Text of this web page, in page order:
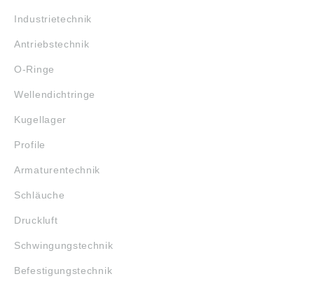
Industrietechnik
Antriebstechnik
O-Ringe
Wellendichtringe
Kugellager
Profile
Armaturentechnik
Schläuche
Druckluft
Schwingungstechnik
Befestigungstechnik